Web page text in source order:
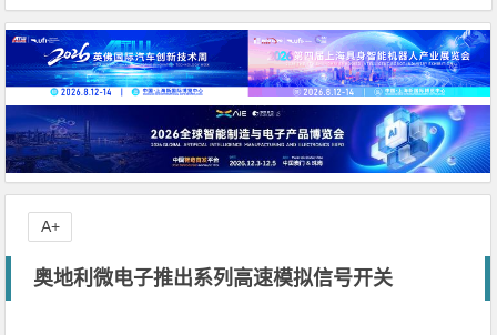
奥地利微电子推出系列高速模拟信号开关
A+